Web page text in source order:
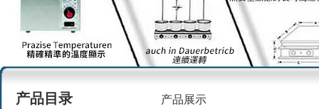
产品目录 产品展示